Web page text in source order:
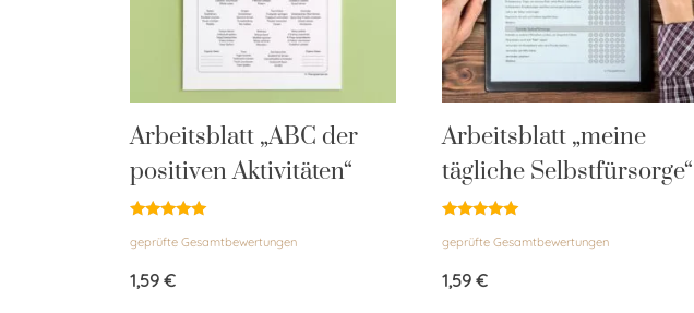
Arbeitsblatt „ABC der
positiven Aktivitäten“
mit
von 5
geprüfte Gesamtbewertungen
1,59 €
Arbeitsblatt „meine
tägliche Selbstfürsorge“
mit
von 5
geprüfte Gesamtbewertungen
1,59 €